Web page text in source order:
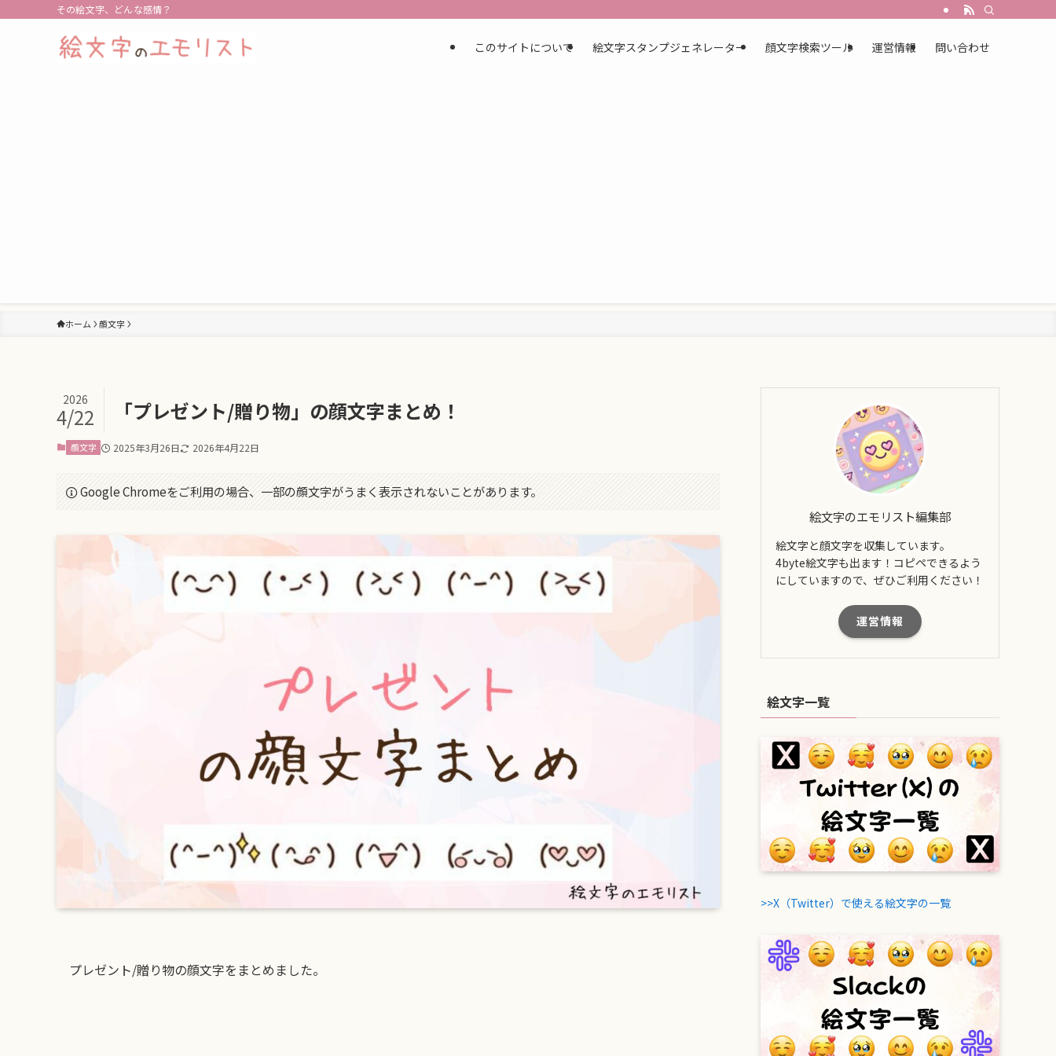
その絵文字、どんな感情？
このサイトについて 絵文字スタンプジェネレーター 顔文字検索ツール 運営情報 問い合わせ
ホーム 顔文字
「プレゼント/贈り物」の顔文字まとめ！
2026
4/22
顔文字 2025年3月26日 2026年4月22日
Google Chromeをご利用の場合、一部の顔文字がうまく表示されないことがあります。
プレゼント/贈り物の顔文字をまとめました。
絵文字のエモリスト編集部
絵文字と顔文字を収集しています。
4byte絵文字も出ます！コピペできるよう
にしていますので、ぜひご利用ください！
運営情報
絵文字一覧
>>X（Twitter）で使える絵文字の一覧